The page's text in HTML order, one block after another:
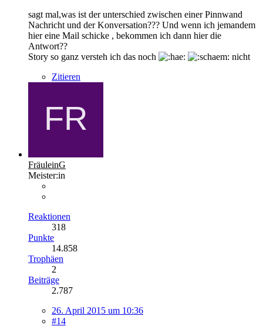
sagt mal,was ist der unterschied zwischen einer Pinnwand
Nachricht und der Konversation??? Und wenn ich jemandem
hier eine Mail schicke , bekommen ich dann hier die
Antwort??
Story so ganz versteh ich das noch
nicht
Zitieren
FräuleinG
Meister:in
Reaktionen
318
Punkte
14.858
Trophäen
2
Beiträge
2.787
26. April 2015 um 10:36
#14